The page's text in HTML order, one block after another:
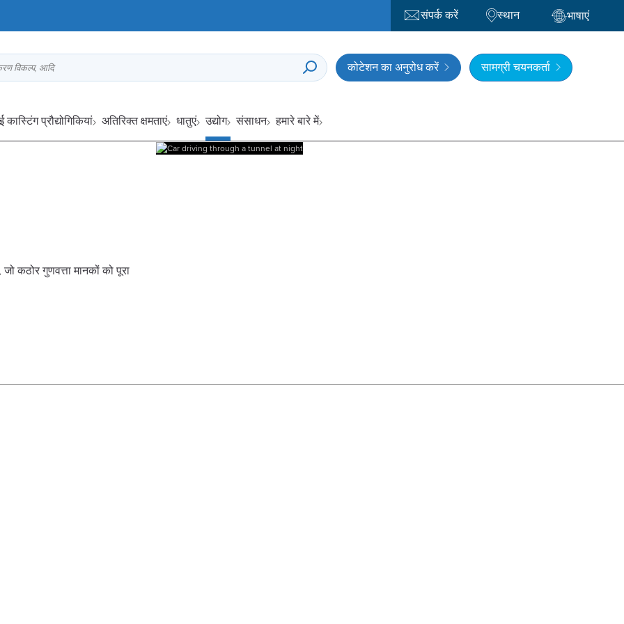
संपर्क करें स्थान भाषाएं
विकल्प, आदि कोटेशन का अनुरोध करें सामग्री चयनकर्ता
कास्टिंग प्रौद्योगिकियां अतिरिक्त क्षमताएं धातुएं उद्योग संसाधन हमारे बारे में
कठोर गुणवत्ता मानकों को पूरा